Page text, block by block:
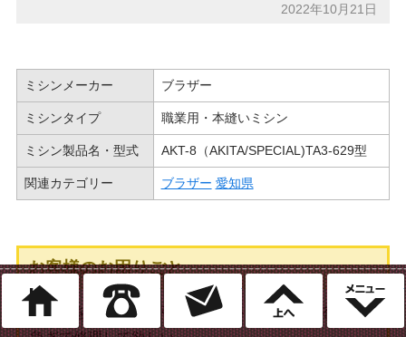
2022年10月21日
ミシンメーカー ブラザー
ミシンタイプ 職業用・本縫いミシン
ミシン製品名・型式 AKT-8（AKITA/SPECIAL)TA3-629型
関連カテゴリー ブラザー 愛知県
お客様のお困りごと
返し縫をすると糸が引っかかりトラブルになる…
ホーム 電話 ミシン修理のご相談
このページ